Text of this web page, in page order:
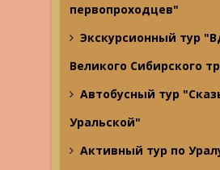
первопроходцев"
Экскурсионный тур
Великого Сибирского
Автобусный тур
Уральской"
Активный тур по